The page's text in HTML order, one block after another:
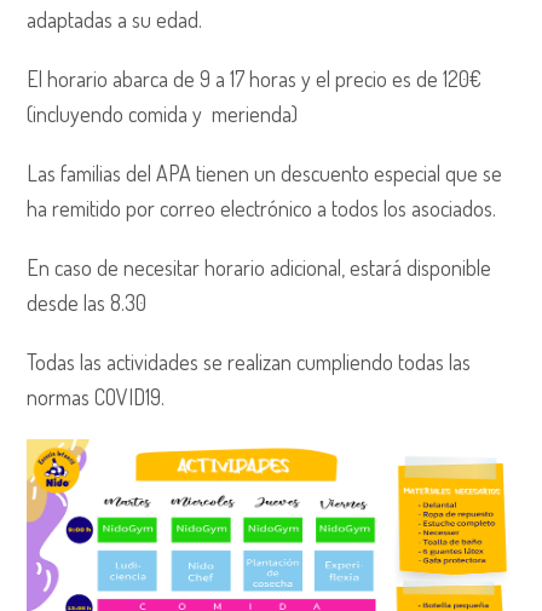
adaptadas a su edad.
El horario abarca de 9 a 17 horas y el precio es de 120€
(incluyendo comida y merienda)
Las familias del APA tienen un descuento especial que se
ha remitido por correo electrónico a todos los asociados.
En caso de necesitar horario adicional, estará disponible
desde las 8.30
Todas las actividades se realizan cumpliendo todas las
normas COVID19.